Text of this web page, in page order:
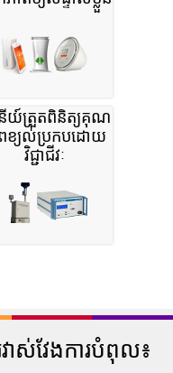
នីយ៍ត្រួតពិនិត្យគុណ
ខ្យល់ប្រកបដោយ
វិជ្ជាជីវៈ
ស់វែងការបំពុល៖